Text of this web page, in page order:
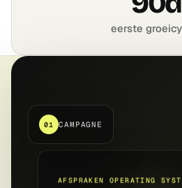
eerste
AFSPRAKEN OPERATING
01 CAMPAGNE